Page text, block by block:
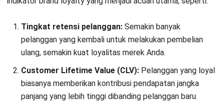
yang membantu membangun citra positif dan menarik
Cara Meningkatkan Efektivitas
Loyalitas Merek